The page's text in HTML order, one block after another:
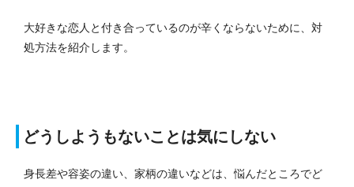
大好きな恋人と付き合っているのが辛くならないために、対
処方法を紹介します。
どうしようもないことは気にしない
身長差や容姿の違い、家柄の違いなどは、悩んだところでど